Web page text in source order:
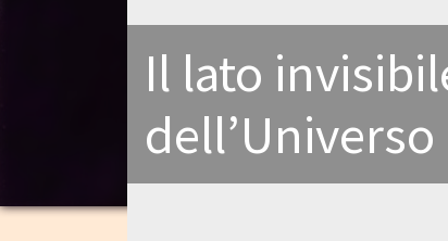
Il lato
dell’Universo